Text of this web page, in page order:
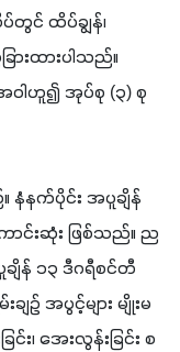
တွင် ထိပ်ချွန်၊
ားထားပါသည်။
ဝါဟူ၍ အုပ်စု (၃) စု
နက်ပိုင်း အပူချိန်
င်းဆုံး ဖြစ်သည်။ ည
ျိန် ၁၃ ဒီဂရီစင်တီ
ဉ် အပွင့်များ မျိုးမ
၊ အေးလွန်းခြင်း စ